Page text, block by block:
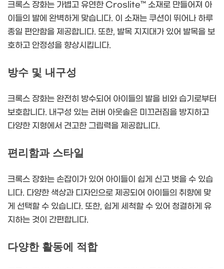
크록스 장화는 가볍고 유연한 Croslite™ 소재로 만들어져 아
이들의 발에 완벽하게 맞습니다. 이 소재는 쿠션이 뛰어나 하루
종일 편안함을 제공합니다. 또한, 발목 지지대가 있어 발목을 보
호하고 안정성을 향상시킵니다.
방수 및 내구성
크록스 장화는 완전히 방수되어 아이들의 발을 비와 습기로부터
보호합니다. 내구성 있는 러버 아웃솔은 미끄러짐을 방지하고
다양한 지형에서 견고한 그립력을 제공합니다.
편리함과 스타일
크록스 장화는 손잡이가 있어 아이들이 쉽게 신고 벗을 수 있습
니다. 다양한 색상과 디자인으로 제공되어 아이들의 취향에 맞
게 선택할 수 있습니다. 또한, 쉽게 세척할 수 있어 청결하게 유
지하는 것이 간편합니다.
다양한 활동에 적합